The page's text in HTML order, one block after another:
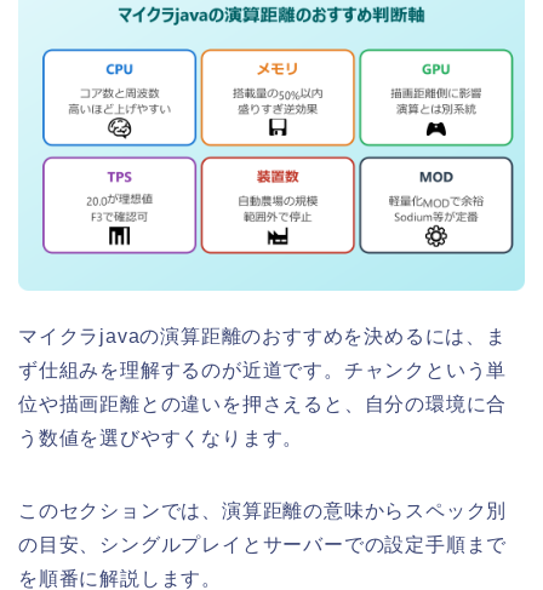
マイクラjavaの演算距離のおすすめを決めるには、ま
ず仕組みを理解するのが近道です。チャンクという単
位や描画距離との違いを押さえると、自分の環境に合
う数値を選びやすくなります。
このセクションでは、演算距離の意味からスペック別
の目安、シングルプレイとサーバーでの設定手順まで
を順番に解説します。